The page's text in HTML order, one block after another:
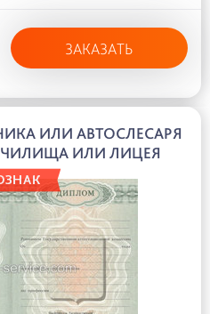
ЗАКАЗАТЬ
ИЛИ АВТОСЛЕСАРЯ
ИЛИ ЛИЦЕЯ